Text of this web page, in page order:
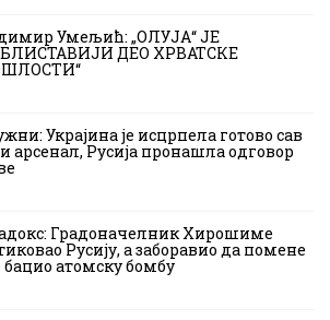
Умељић: „ОЛУЈА“ ЈЕ
ДЕО ХРВАТСКЕ
Украјина је исцрпела готово сав
арсенал, Русија пронашла одговор
Градоначелник Хирошиме
Русију, а заборавио да помене
бацио атомску бомбу